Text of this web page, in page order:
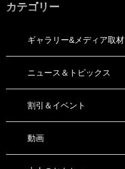
カテゴリー
ギャラリー&メディア取材
ニュース＆トピックス
割引＆イベント
動画